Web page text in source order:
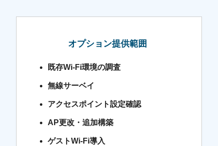
オプション提供範囲
既存Wi-Fi環境の調査
無線サーベイ
アクセスポイント設定確認
AP更改・追加構築
ゲストWi-Fi導入